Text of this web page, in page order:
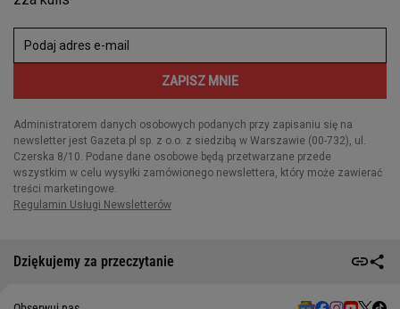
Dziękujemy za przeczytanie